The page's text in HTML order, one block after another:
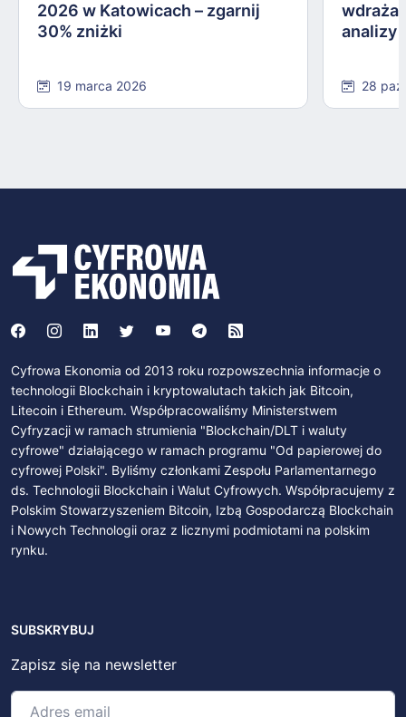
2026 w Katowicach – zgarnij
30% zniżki
19 marca 2026
analizy
28
Cyfrowa Ekonomia od 2013 roku rozpowszechnia informacje o
technologii Blockchain i kryptowalutach takich jak Bitcoin,
Litecoin i Ethereum. Współpracowaliśmy Ministerstwem
Cyfryzacji w ramach strumienia "Blockchain/DLT i waluty
cyfrowe" działającego w ramach programu "Od papierowej do
cyfrowej Polski". Byliśmy członkami Zespołu Parlamentarnego
ds. Technologii Blockchain i Walut Cyfrowych. Współpracujemy z
Polskim Stowarzyszeniem Bitcoin, Izbą Gospodarczą Blockchain
i Nowych Technologii oraz z licznymi podmiotami na polskim
rynku.
SUBSKRYBUJ
Zapisz się na newsletter